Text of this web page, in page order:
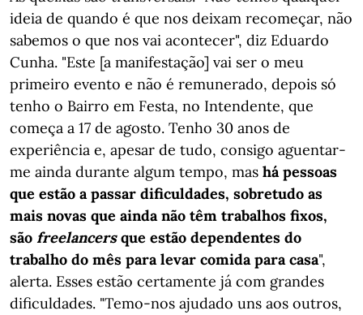
ideia de quando é que nos deixam recomeçar, não
sabemos o que nos vai acontecer", diz Eduardo
Cunha. "Este [a manifestação] vai ser o meu
primeiro evento e não é remunerado, depois só
tenho o Bairro em Festa, no Intendente, que
começa a 17 de agosto. Tenho 30 anos de
experiência e, apesar de tudo, consigo aguentar-
me ainda durante algum tempo, mas há pessoas
que estão a passar dificuldades, sobretudo as
mais novas que ainda não têm trabalhos fixos,
são freelancersque estão dependentes do
trabalho do mês para levar comida para casa",
alerta. Esses estão certamente já com grandes
dificuldades. "Temo-nos ajudado uns aos outros,